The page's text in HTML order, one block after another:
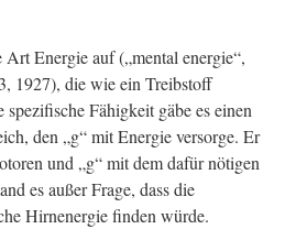
Art Energie auf („mental energie“,
1927), die wie ein Treibstoff
Fähigkeit gäbe es einen
den „g“ mit Energie versorge. Er
und „g“ mit dem dafür nötigen
es außer Frage, dass die
Hirnenergie finden würde.